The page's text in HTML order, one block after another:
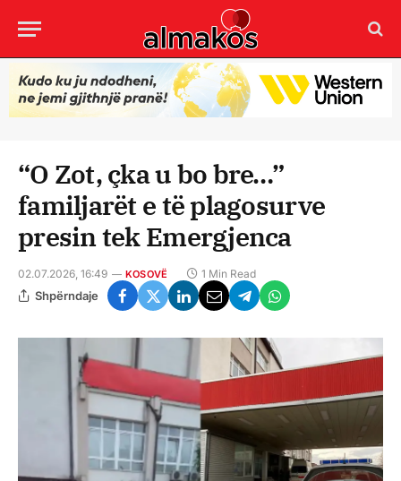
“O Zot, çka u bo bre…”
familjarët e të plagosurve
presin tek Emergjenca
02.07.2026, 16:49 KOSOVË 1 Min Read
Shpërndaje